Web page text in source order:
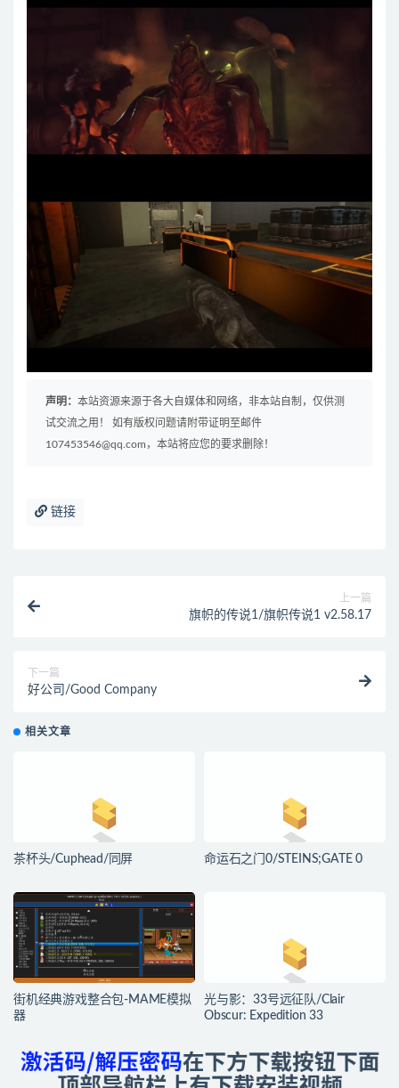
声明： 本站资源来源于各大自媒体和网络，非本站自制，仅供测
试交流之用！ 如有版权问题请附带证明至邮件
107453546@qq.com，本站将应您的要求删除！
链接
上一篇
旗帜的传说1/旗帜传说1 v2.58.17
下一篇
好公司/Good Company
相关文章
茶杯头/Cuphead/同屏 命运石之门0/STEINS;GATE 0
街机经典游戏整合包-MAME模拟
器
光与影：33号远征队/Clair
Obscur: Expedition 33